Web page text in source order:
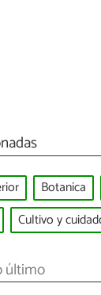
Botanica
Cultivo y
último